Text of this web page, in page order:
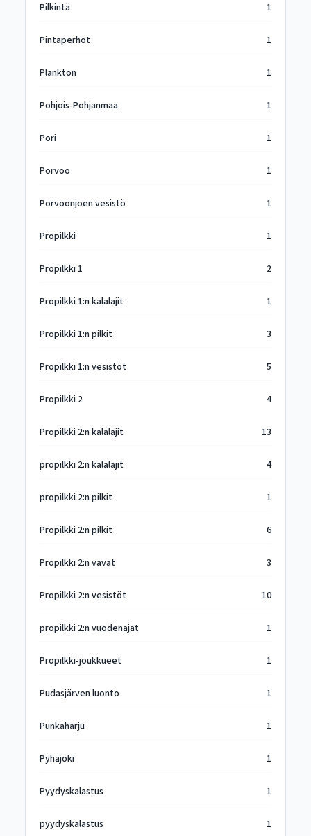
Pilkintä 1
Pintaperhot 1
Plankton 1
Pohjois-Pohjanmaa 1
Pori 1
Porvoo 1
Porvoonjoen vesistö 1
Propilkki 1
Propilkki 1 2
Propilkki 1:n kalalajit 1
Propilkki 1:n pilkit 3
Propilkki 1:n vesistöt 5
Propilkki 2 4
Propilkki 2:n kalalajit 13
propilkki 2:n kalalajit 4
propilkki 2:n pilkit 1
Propilkki 2:n pilkit 6
Propilkki 2:n vavat 3
Propilkki 2:n vesistöt 10
propilkki 2:n vuodenajat 1
Propilkki-joukkueet 1
Pudasjärven luonto 1
Punkaharju 1
Pyhäjoki 1
Pyydyskalastus 1
pyydyskalastus 1